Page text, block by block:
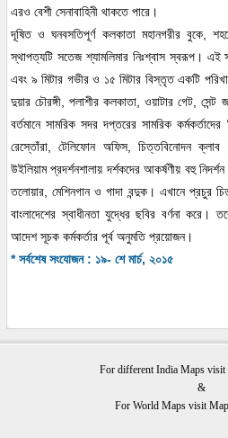
এরও বেশী সেনাবাহিনী থাকতে পারে।
দূষিত ও ঘনবসতিপূর্ণ কলকাতা মহানগরীর বুকে,
স্থাপত্যটি সতেজ শ্যামলিমা‍র নিঃশ্বাস স্বরূপ। এই
এবং ৯ মিটার গভীর ও ১৫ মিটার বিস্তৃত একটি
দুয়ার চৌরঙ্গী, পলাশীর কলকাতা, ওয়াটার গেট,
বর্তমানে সামরিক সদর দপ্তরের সামরিক
রেস্তোঁরা, টেলিফোন অফিস, চিত্তবিনোদন ক্লাব
উইলিয়াম প্রদর্শনশালায় দর্শকদের আকর্ষণীয় বহু
তলোয়ার, মেশিনগান ও গাদা বন্দুক। এখানে প্রচুর
বাংলাদেশের স্বাধীনতা যুদ্ধের ছবির বর্ণনা করে।
আদেশ সূচক কর্মকর্তার পূর্ব অনুমতি প্রয়োজন।
* সর্বশেষ সংযোজন : ১৯- শে মার্চ, ২০১৫
For different India Maps
&
For World Maps visit